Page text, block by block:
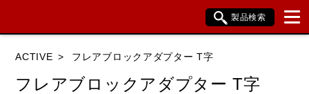
製品検索
ACTIVE フレアブロックアダプター T字
フレアブロックアダプター T字